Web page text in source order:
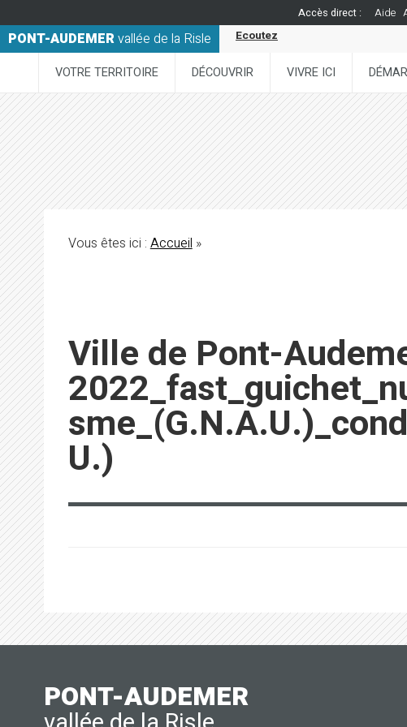
Accès direct : Aide
PONT-AUDEMERvallée de la Risle Ecoutez
VOTRE TERRITOIRE DÉCOUVRIR VIVRE ICI
Vous êtes ici :Accueil»
Ville de Pont-
U.)
PONT-AUDEMER